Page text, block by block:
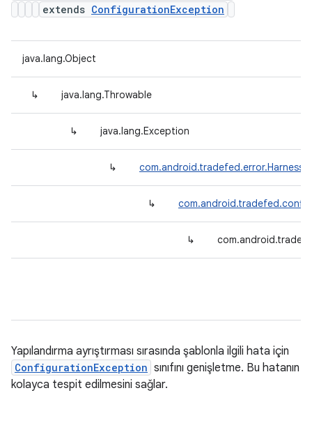
extends ConfigurationException
java.lang.Object
↳ java.lang.Throwable
↳ java.lang.Exception
↳
↳
↳
Yapılandırma ayrıştırması sırasında şablonla ilgili hata için
ConfigurationException sınıfını genişletme. Bu hatanın
kolayca tespit edilmesini sağlar.